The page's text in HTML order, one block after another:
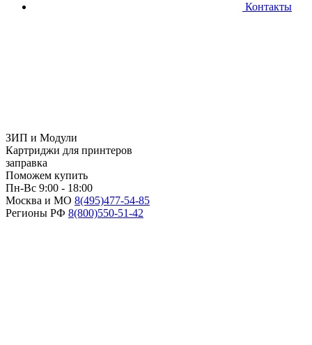
Контакты
ЗИП и Модули
Картриджи для принтеров
заправка
Поможем купить
Пн-Вс 9:00 - 18:00
Москва и МО 8(495)477-54-85
Регионы РФ 8(800)550-51-42